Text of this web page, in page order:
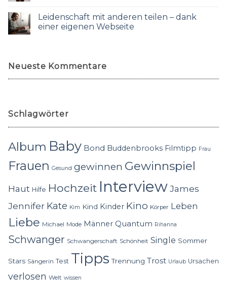
Leidenschaft mit anderen teilen – dank
einer eigenen Webseite
Neueste Kommentare
Schlagwörter
Album Baby Bond Buddenbrooks Filmtipp Frau
Frauen Gesund gewinnen Gewinnspiel
Haut Hilfe Hochzeit InterviewJames
Jennifer Kate Kim Kind Kinder Kino Körper Leben
Liebe Michael Mode Männer Quantum Rihanna
Schwanger Schwangerschaft Schönheit Single Sommer
Stars Sängerin Test Tipps Trennung Trost Urlaub Ursachen
verlosen Welt wissen